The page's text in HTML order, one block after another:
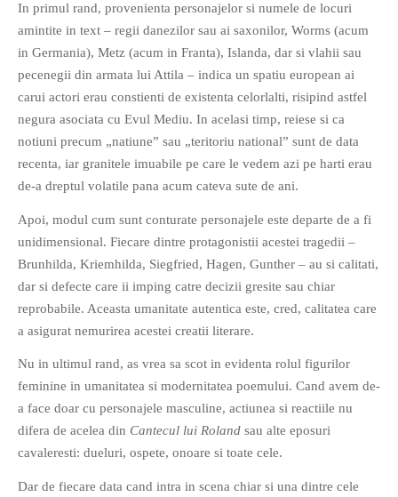
Victor Sosea – Designer
GloryBox.ro
Vreau-schimbare.ro
PRIETENI DIN BREASLA
Filme-Carti.ro
In primul rand, provenienta personajelor si numele de locuri
amintite in text – regii danezilor sau ai saxonilor, Worms (acum
in Germania), Metz (acum in Franta), Islanda, dar si vlahii sau
pecenegii din armata lui Attila – indica un spatiu european ai
carui actori erau constienti de existenta celorlalti, risipind astfel
negura asociata cu Evul Mediu. In acelasi timp, reiese si ca
notiuni precum „natiune” sau „teritoriu national” sunt de data
recenta, iar granitele imuabile pe care le vedem azi pe harti erau
de-a dreptul volatile pana acum cateva sute de ani.
Apoi, modul cum sunt conturate personajele este departe de a fi
unidimensional. Fiecare dintre protagonistii acestei tragedii –
Brunhilda, Kriemhilda, Siegfried, Hagen, Gunther – au si calitati,
dar si defecte care ii imping catre decizii gresite sau chiar
reprobabile. Aceasta umanitate autentica este, cred, calitatea care
a asigurat nemurirea acestei creatii literare.
Nu in ultimul rand, as vrea sa scot in evidenta rolul figurilor
feminine in umanitatea si modernitatea poemului. Cand avem de-
a face doar cu personajele masculine, actiunea si reactiile nu
difera de acelea din Cantecul lui Roland sau alte eposuri
cavaleresti: dueluri, ospete, onoare si toate cele.
Dar de fiecare data cand intra in scena chiar si una dintre cele